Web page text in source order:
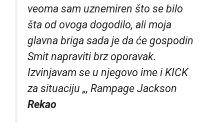
veoma sam uznemiren što se bilo
šta od ovoga dogodilo, ali moja
glavna briga sada je da će gospodin
Smit napraviti brz oporavak.
Izvinjavam se u njegovo ime i KICK
za situaciju „, Rampage Jackson
Rekao